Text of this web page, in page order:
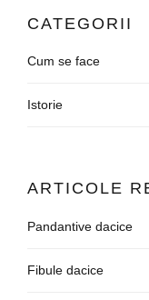
CATEGORII
Cum se face
Istorie
ARTICOLE
Pandantive dacice
Fibule dacice